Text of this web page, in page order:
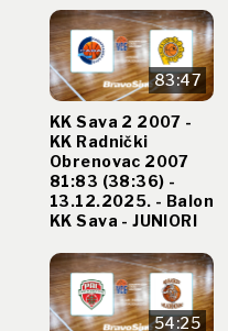
83:47
KK Sava 2 2007 -
KK Radnički
Obrenovac 2007
81:83 (38:36) -
13.12.2025. - Balon
KK Sava - JUNIORI
54:25